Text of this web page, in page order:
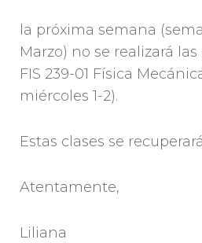
la próxima semana
Marzo) no se realizará
FIS 239-01 Física
miércoles 1-2).
Estas clases se
Atentamente,
Liliana